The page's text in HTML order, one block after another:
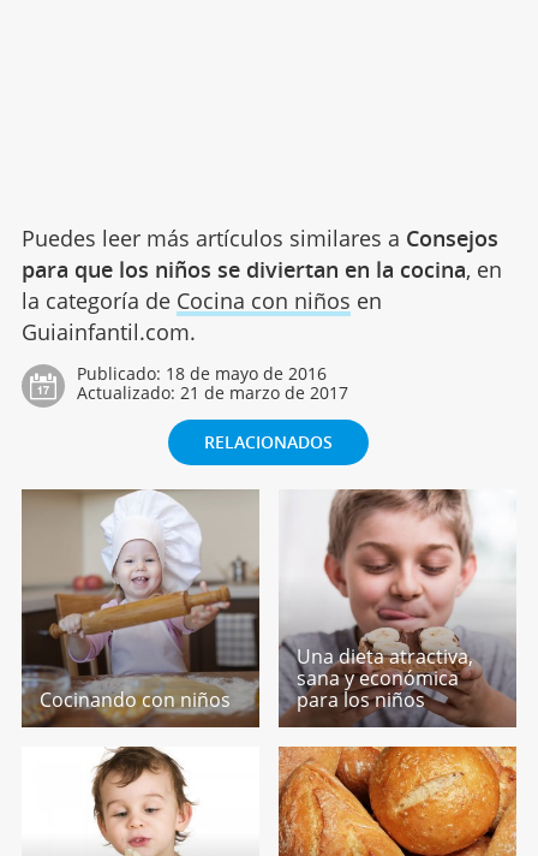
Puedes leer más artículos similares a Consejos
para que los niños se diviertan en la cocina, en
la categoría de Cocina con niños en
Guiainfantil.com.
Publicado: 18 de mayo de 2016
Actualizado: 21 de marzo de 2017
RELACIONADOS
Cocinando con niños
Una dieta atractiva,
sana y económica
para los niños